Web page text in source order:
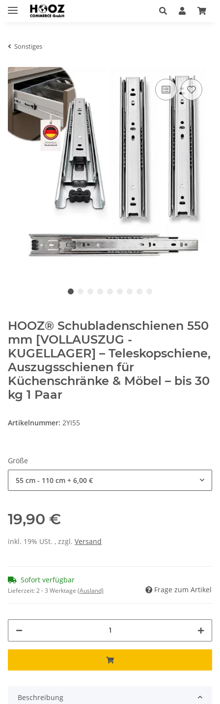
Sonstiges
HOOZ® Schubladenschienen 550
mm [VOLLAUSZUG -
KUGELLAGER] – Teleskopschiene,
Auszugsschienen für
Küchenschränke & Möbel – bis 30
kg 1 Paar
Artikelnummer: 2YI55
Größe
55 cm - 110 cm + 6,00 €
19,90 €
inkl. 19% USt. , zzgl. Versand
Sofort verfügbar
Lieferzeit:2 - 3 Werktage (Ausland) Frage zum Artikel
Beschreibung